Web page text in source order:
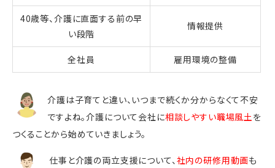
40歳等、介護に直面する前の早
い段階
情報提供
全社員 雇用環境の整備
介護は子育てと違い、いつまで続くか分からなくて不安
ですよね。介護について会社に相談しやすい職場風土を
つくることから始めていきましょう。
仕事と介護の両立支援について、社内の研修用動画も